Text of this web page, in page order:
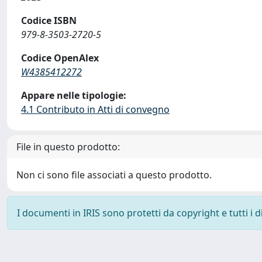
Codice ISBN
979-8-3503-2720-5
Codice OpenAlex
W4385412272
Appare nelle tipologie:
4.1 Contributo in Atti di convegno
File in questo prodotto:
Non ci sono file associati a questo prodotto.
I documenti in IRIS sono protetti da copyright e tutti i